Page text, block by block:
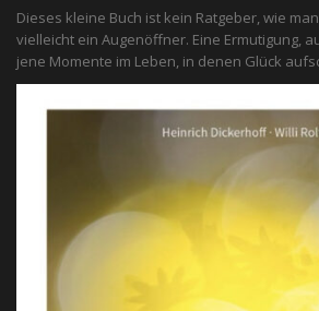
Dieses kleine Buch ist kein Ratgeber, wie
vielleicht ein Augenöffner. Eine Ermutigung,
jene Momente im Leben, in denen Glück